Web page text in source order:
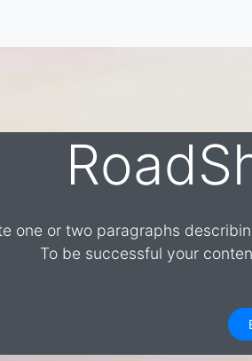
one or two paragraphs
To be successful your